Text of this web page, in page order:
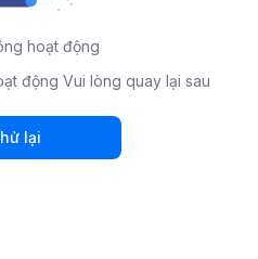
hoạt động
động Vui lòng quay lại sau
lại